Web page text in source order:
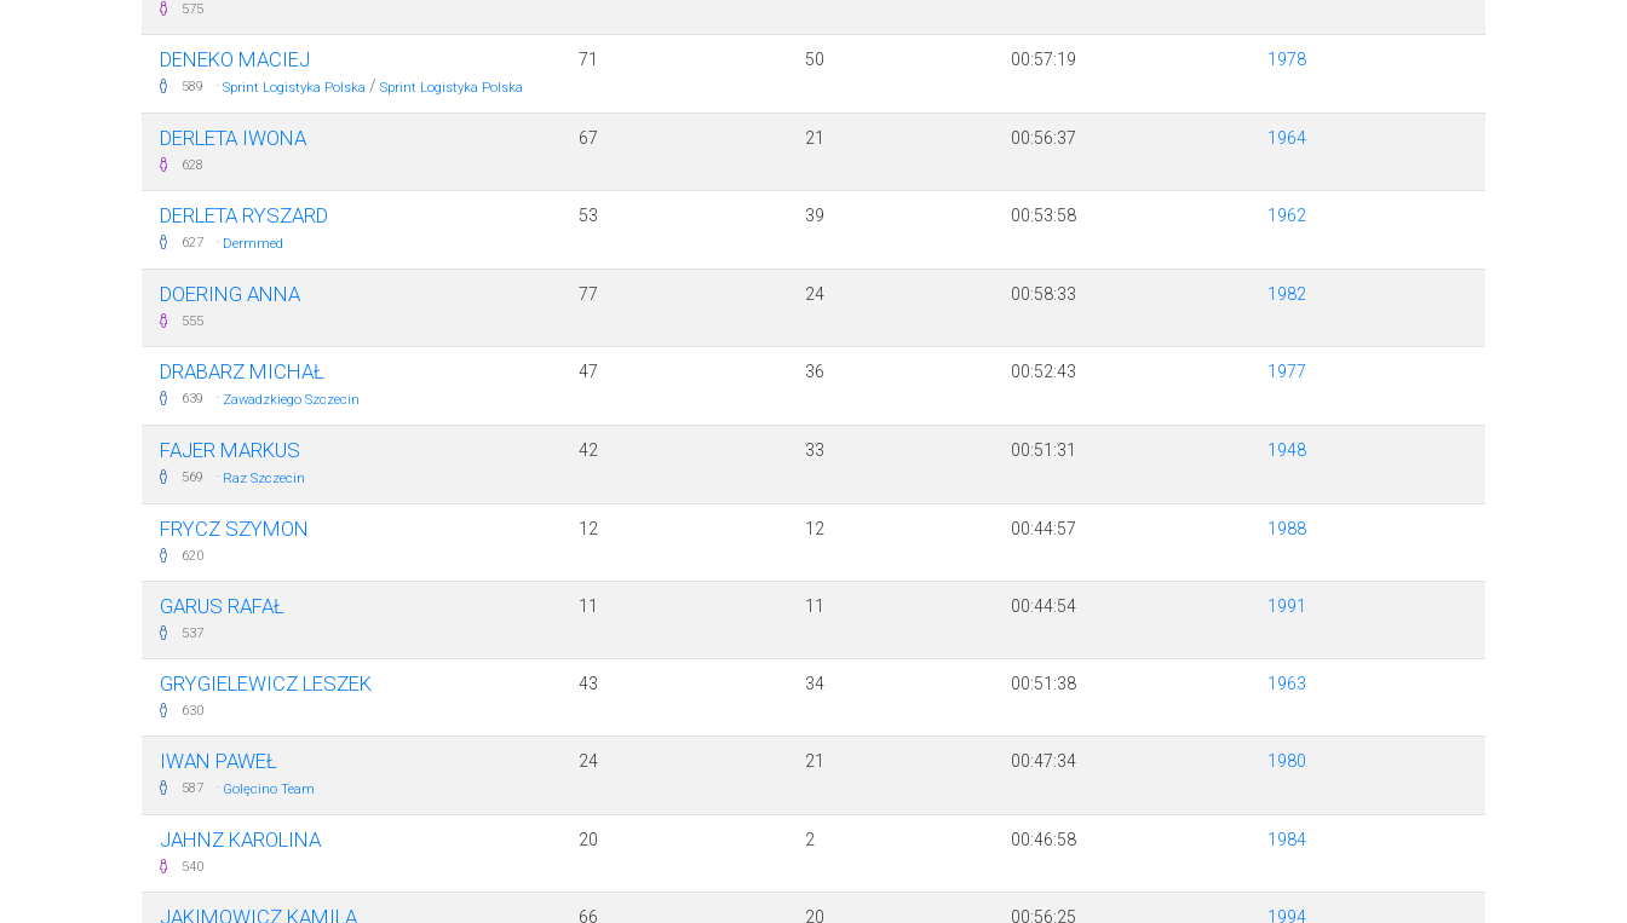
575
DENEKO MACIEJ
589 · Sprint Logistyka Polska / Sprint Logistyka Polska
71 50 00:57:19 1978
DERLETA IWONA
628
67 21 00:56:37 1964
DERLETA RYSZARD
627 · Dermmed
53 39 00:53:58 1962
DOERING ANNA
555
77 24 00:58:33 1982
DRABARZ MICHAŁ
639 · Zawadzkiego Szczecin
47 36 00:52:43 1977
FAJER MARKUS
569 · Raz Szczecin
42 33 00:51:31 1948
FRYCZ SZYMON
620
12 12 00:44:57 1988
GARUS RAFAŁ
537
11 11 00:44:54 1991
GRYGIELEWICZ LESZEK
630
43 34 00:51:38 1963
IWAN PAWEŁ
587 · Golęcino Team
24 21 00:47:34 1980
JAHNZ KAROLINA
540
20 2 00:46:58 1984
JAKIMOWICZ KAMILA 66 20 00:56:25 1994